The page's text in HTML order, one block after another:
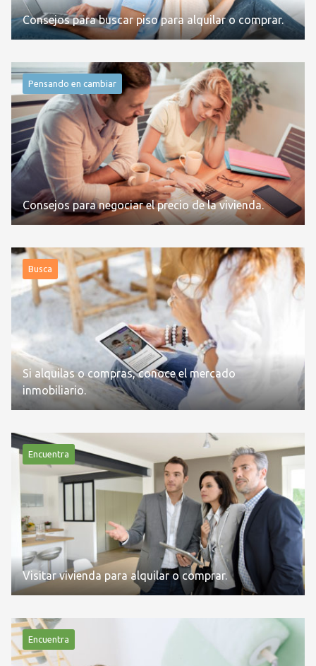
Consejos para buscar piso para alquilar o comprar.
Pensando en cambiar
Consejos para negociar el precio de la vivienda.
Busca
Si alquilas o compras, conoce el mercado
inmobiliario.
Encuentra
Visitar vivienda para alquilar o comprar.
Encuentra